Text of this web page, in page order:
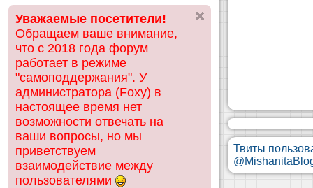
ск
Уважаемые посетители!
Обращаем ваше внимание,
что с 2018 года форум
работает в режиме
"самоподдержания". У
администратора (Foxy) в
настоящее время нет
возможности отвечать на
ваши вопросы, но мы
приветствуем
взаимодействие между
пользователями
Твиты